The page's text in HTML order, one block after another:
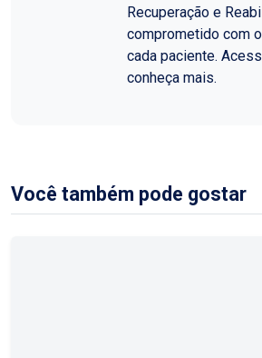
Recuperação e
comprometido com
cada paciente.
conheça mais.
Você também pode gostar